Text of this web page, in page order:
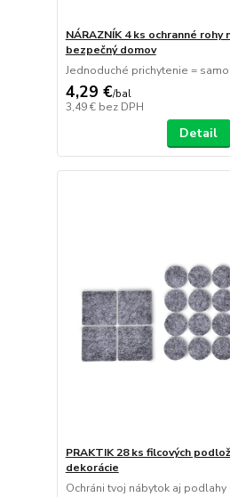
NÁRAZNÍK 4 ks ochranné rohy
bezpečný domov
Jednoduché prichytenie =
4,29 €/bal
3,49 € bez DPH
Detail
PRAKTIK 28 ks filcových
dekorácie
Ochráni tvoj nábytok aj